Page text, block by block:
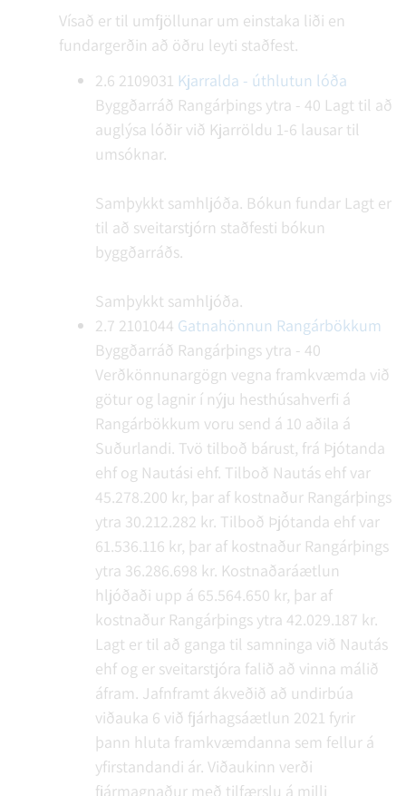
Vísað er til umfjöllunar um einstaka liði en
fundargerðin að öðru leyti staðfest.
2.6 2109031 Kjarralda - úthlutun lóða
Byggðarráð Rangárþings ytra - 40 Lagt til að
auglýsa lóðir við Kjarröldu 1-6 lausar til
umsóknar.
Samþykkt samhljóða. Bókun fundar Lagt er
til að sveitarstjórn staðfesti bókun
byggðarráðs.
Samþykkt samhljóða.
2.7 2101044 Gatnahönnun Rangárbökkum
Byggðarráð Rangárþings ytra - 40
Verðkönnunargögn vegna framkvæmda við
götur og lagnir í nýju hesthúsahverfi á
Rangárbökkum voru send á 10 aðila á
Suðurlandi. Tvö tilboð bárust, frá Þjótanda
ehf og Nautási ehf. Tilboð Nautás ehf var
45.278.200 kr, þar af kostnaður Rangárþings
ytra 30.212.282 kr. Tilboð Þjótanda ehf var
61.536.116 kr, þar af kostnaður Rangárþings
ytra 36.286.698 kr. Kostnaðaráætlun
hljóðaði upp á 65.564.650 kr, þar af
kostnaður Rangárþings ytra 42.029.187 kr.
Lagt er til að ganga til samninga við Nautás
ehf og er sveitarstjóra falið að vinna málið
áfram. Jafnframt ákveðið að undirbúa
viðauka 6 við fjárhagsáætlun 2021 fyrir
þann hluta framkvæmdanna sem fellur á
yfirstandandi ár. Viðaukinn verði
fjármagnaður með tilfærslu á milli